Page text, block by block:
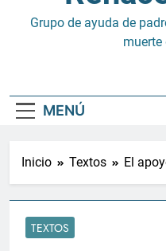
Grupo de ayuda de
MENÚ
Inicio Textos El
TEXTOS